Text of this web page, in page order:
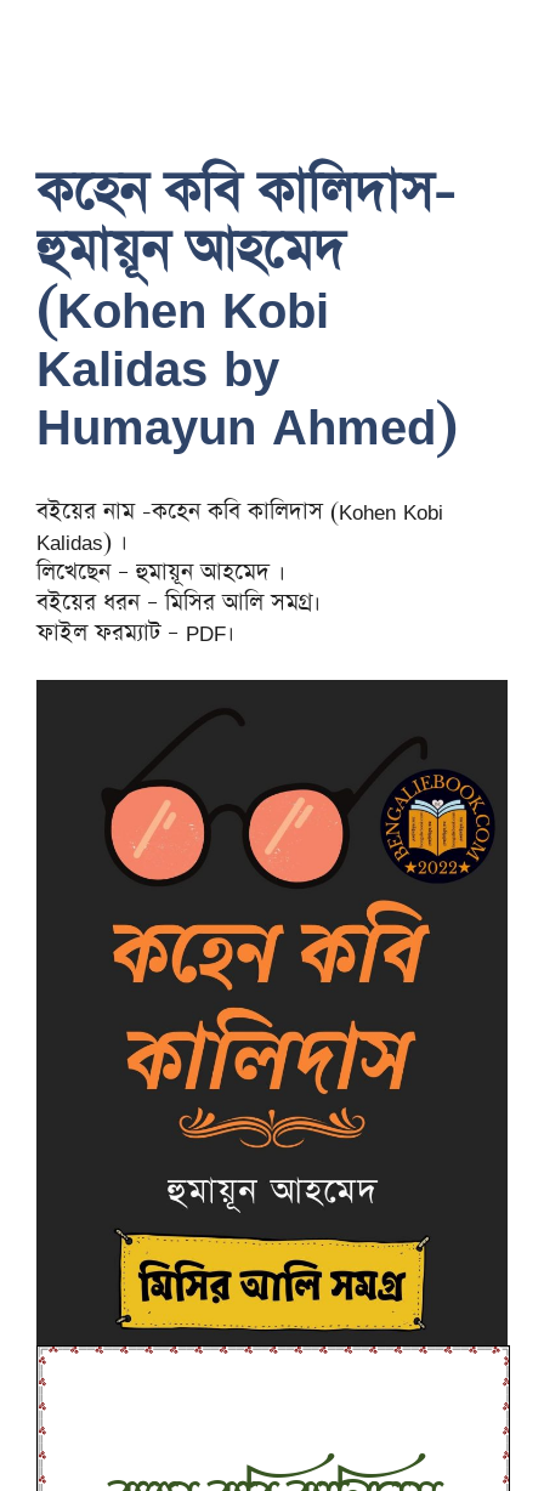
কহেন কবি কালিদাস-
হুমায়ূন আহমেদ
(Kohen Kobi
Kalidas by
Humayun Ahmed)
বইয়ের নাম -কহেন কবি কালিদাস (Kohen Kobi
Kalidas) ।
লিখেছেন – হুমায়ূন আহমেদ ।
বইয়ের ধরন – মিসির আলি সমগ্র।
ফাইল ফরম্যাট – PDF।